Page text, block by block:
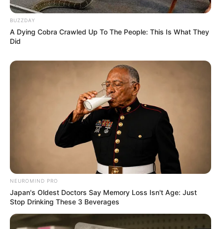
BUZZDAY
A Dying Cobra Crawled Up To The People: This Is What They
Did
NEUROMIND PRO
Japan's Oldest Doctors Say Memory Loss Isn't Age: Just
Stop Drinking These 3 Beverages